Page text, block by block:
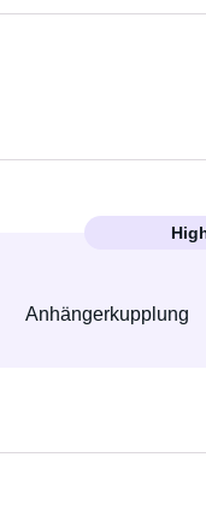
Anhängerkupplung